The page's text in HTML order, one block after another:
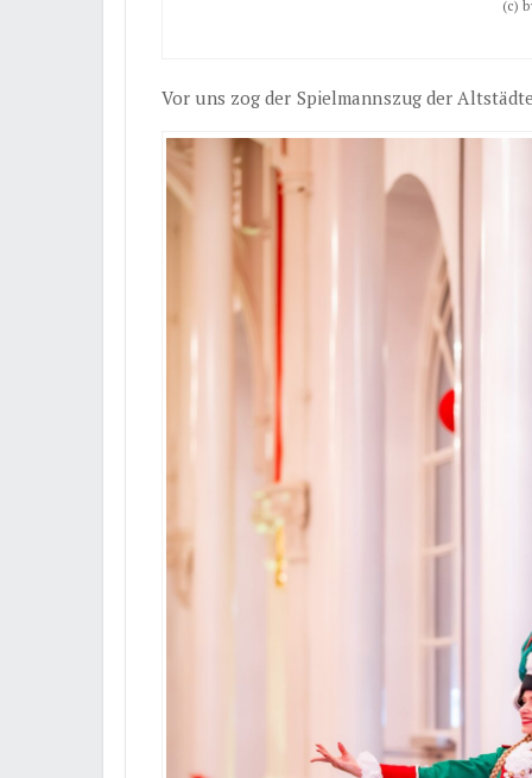
(c)
Vor uns zog der Spielmannszug der